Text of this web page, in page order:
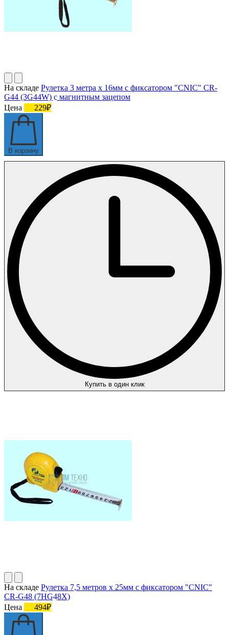
На складе Рулетка 3 метра х 16мм с фиксатором "CNIC" CR-
G44 (3G44W) с магнитным зацепом
Цена
229₽
В корзину
Купить в один клик
На складе Рулетка 7,5 метров х 25мм с фиксатором "CNIC"
CR-G48 (7HG48X)
Цена
494₽